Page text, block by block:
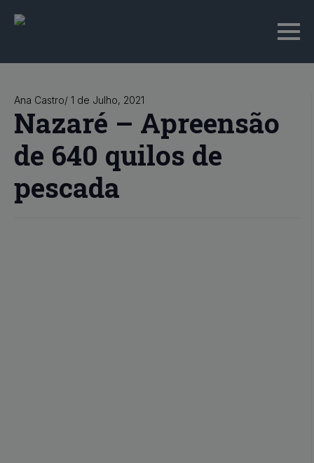
Ana Castro/ 1 de Julho, 2021
Nazaré – Apreensão
de 640 quilos de
pescada